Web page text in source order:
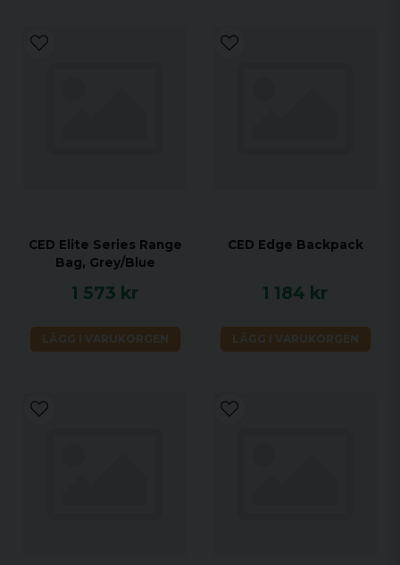
CED Elite Series Range
Bag, Grey/Blue
1 573 kr
LÄGG I VARUKORGEN
CED Edge Backpack
1 184 kr
LÄGG I VARUKORGEN